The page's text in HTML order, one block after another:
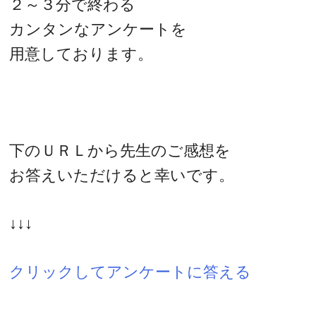
２～３分で終わる
カンタンなアンケートを
用意しております。
下のＵＲＬから先生のご感想を
お答えいただけると幸いです。
↓↓↓
クリックしてアンケートに答える